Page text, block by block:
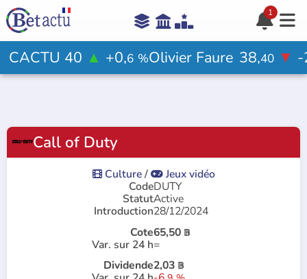
   
1 
 Aide
Rejoindre le jeu
CACTU 40 ▲ +0,6 %Olivier Faure 38,40 ▼ -
Call of Duty
Culture/ Jeux vidéo
CodeDUTY
StatutActive
Introduction28/12/2024
Cote65,50 𝔹
Var. sur 24 h=
Dividende2,03 𝔹